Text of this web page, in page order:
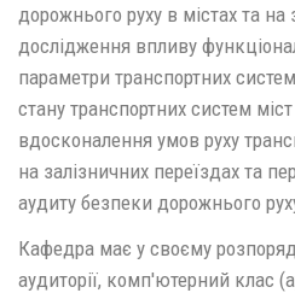
дорожнього руху в містах та на
дослідження впливу
параметри транспортних
стану транспортних систем
вдосконалення умов руху
на залізничних переїздах та
аудиту безпеки дорожнього
Кафедра має у своєму
аудиторії, комп'ютерний клас